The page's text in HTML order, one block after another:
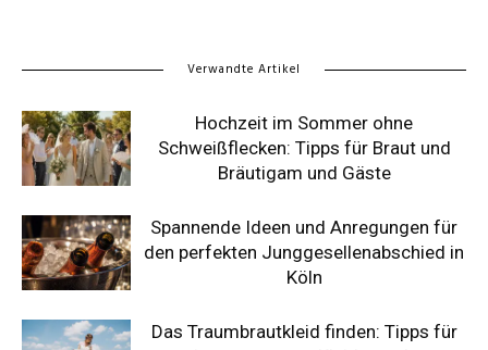
Verwandte Artikel
Hochzeit im Sommer ohne
Schweißflecken: Tipps für Braut und
Bräutigam und Gäste
Spannende Ideen und Anregungen für
den perfekten Junggesellenabschied in
Köln
Das Traumbrautkleid finden: Tipps für